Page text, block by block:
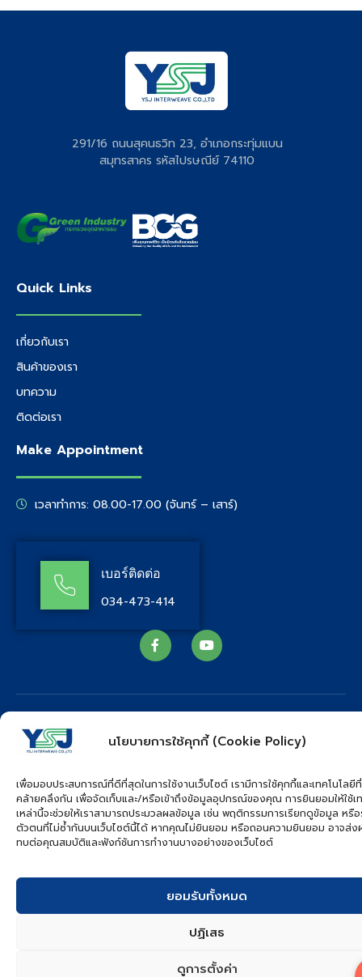
นโยบายการใช้คุกกี้ (Cookie Policy)
เพื่อมอบประสบการณ์ที่ดีที่สุดในการใช้งานเว็บไซต์ เรามีการใช้คุกกี้และเทคโนโลยีที่
คล้ายคลึงกัน เพื่อจัดเก็บและ/หรือเข้าถึงข้อมูลอุปกรณ์ของคุณ การยินยอมให้ใช้เ
เหล่านี้จะช่วยให้เราสามารถประมวลผลข้อมูล เช่น พฤติกรรมการเรียกดูข้อมูล หรื
ตัวตนที่ไม่ซ้ำกันบนเว็บไซต์นี้ได้ หากคุณไม่ยินยอม หรือถอนความยินยอม อาจส่ง
ทบต่อคุณสมบัติและฟังก์ชันการทำงานบางอย่างของเว็บไซต์
ยอมรับทั้งหมด
ปฏิเสธ
ดูการตั้งค่า
291/16 ถนนสุคนธวิท 23, อำเภอกระทุ่มแบน
สมุทรสาคร รหัสไปรษณีย์ 74110
Quick Links
เกี่ยวกับเรา
สินค้าของเรา
บทความ
ติดต่อเรา
Make Appointment
เวลาทำการ: 08.00-17.00 (จันทร์ – เสาร์)
เบอร์ติดต่อ
034-473-414